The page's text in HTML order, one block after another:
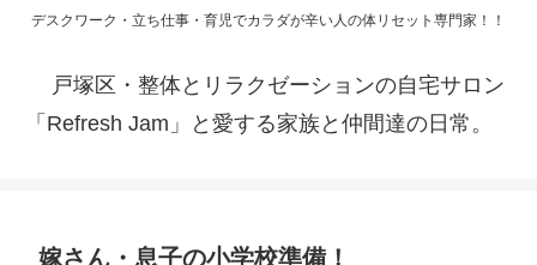
デスクワーク・立ち仕事・育児でカラダが辛い人の体リセット専門家！！
戸塚区・整体とリラクゼーションの自宅サロン
「Refresh Jam」と愛する家族と仲間達の日常。
嫁さん・息子の小学校準備！